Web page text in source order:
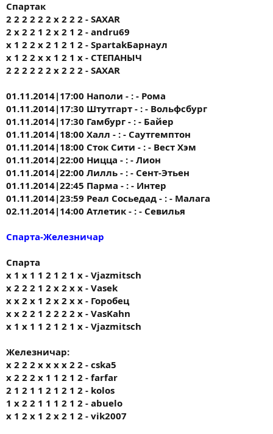
Спартак
2 2 2 2 2 2 x 2 2 2 - SAXAR
2 х 2 2 1 2 х 2 1 2 - andru69
х 1 2 2 х 2 1 2 1 2 - SpartakБарнаул
х 1 2 2 х х 1 2 1 х - СТЕПАНЫЧ
2 2 2 2 2 2 x 2 2 2 - SAXAR
01.11.2014|17:00 Наполи - : - Рома
01.11.2014|17:30 Штутгарт - : - Вольфсбург
01.11.2014|17:30 Гамбург - : - Байер
01.11.2014|18:00 Халл - : - Саутгемптон
01.11.2014|18:00 Сток Сити - : - Вест Хэм
01.11.2014|22:00 Ницца - : - Лион
01.11.2014|22:00 Лилль - : - Сент-Этьен
01.11.2014|22:45 Парма - : - Интер
01.11.2014|23:59 Реал Сосьедад - : - Малага
02.11.2014|14:00 Атлетик - : - Севилья
Спарта-Железничар
Спарта
х 1 х 1 1 2 1 2 1 х - Vjazmitsch
x 2 2 2 1 2 x 2 x x - Vasek
х х 2 х 1 2 х 2 х х - Горобец
х х 2 2 1 2 2 2 2 х - VasKahn
х 1 х 1 1 2 1 2 1 х - Vjazmitsch
Железничар:
x 2 2 2 x x x x 2 2 - cska5
x 2 2 2 x 1 1 2 1 2 - farfar
2 1 2 1 1 2 1 2 1 2 - kolos
1 x 2 2 1 1 1 2 1 2 - abuelo
х 1 2 х 1 2 х 2 1 2 - vik2007